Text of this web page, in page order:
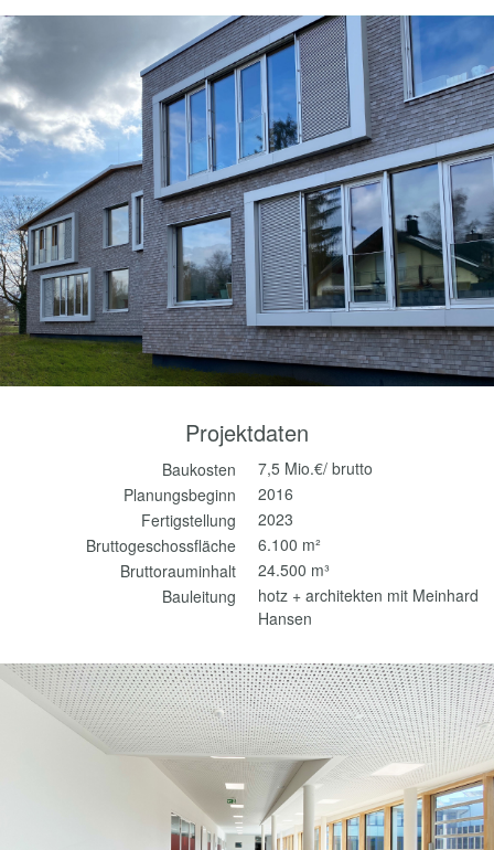
Projektdaten
Baukosten
7,5 Mio.€/ brutto
Planungsbeginn
2016
Fertigstellung
2023
Bruttogeschossfläche
6.100 m²
Bruttorauminhalt
24.500 m³
Bauleitung
hotz + architekten mit Meinhard
Hansen